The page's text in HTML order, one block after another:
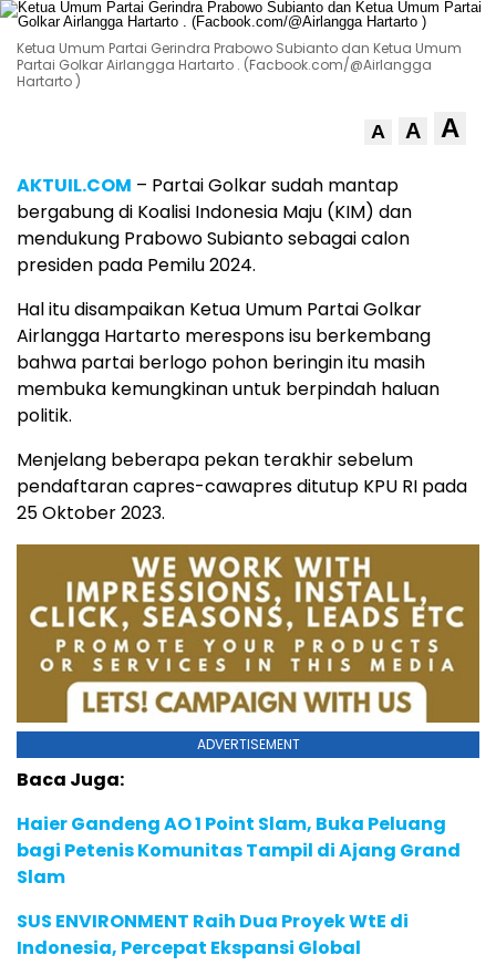
Ketua Umum Partai Gerindra Prabowo Subianto dan Ketua Umum
Partai Golkar Airlangga Hartarto . (Facbook.com/@Airlangga
Hartarto )
A A A
AKTUIL.COM – Partai Golkar sudah mantap
bergabung di Koalisi Indonesia Maju (KIM) dan
mendukung Prabowo Subianto sebagai calon
presiden pada Pemilu 2024.
Hal itu disampaikan Ketua Umum Partai Golkar
Airlangga Hartarto merespons isu berkembang
bahwa partai berlogo pohon beringin itu masih
membuka kemungkinan untuk berpindah haluan
politik.
Menjelang beberapa pekan terakhir sebelum
pendaftaran capres-cawapres ditutup KPU RI pada
25 Oktober 2023.
ADVERTISEMENT
Baca Juga:
Haier Gandeng AO 1 Point Slam, Buka Peluang
bagi Petenis Komunitas Tampil di Ajang Grand
Slam
SUS ENVIRONMENT Raih Dua Proyek WtE di
Indonesia, Percepat Ekspansi Global